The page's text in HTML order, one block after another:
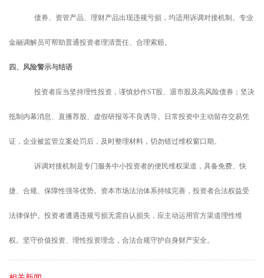
债券、资管产品、理财产品出现违规亏损，均适用诉调对接机制。专业
金融调解员可帮助普通投资者理清责任、合理索赔。
四、 风险警示与结语
投资者应当坚持理性投资，谨慎炒作ST股、退市股及高风险债券；坚决
抵制内幕消息、直播荐股、虚假研报等不良诱导。日常投资中主动留存交易凭
证，企业被监管立案处罚后，及时整理材料，切勿错过维权窗口期。
诉调对接机制是专门服务中小投资者的便民维权渠道，具备免费、快
捷、合规、保障性强等优势。资本市场法治体系持续完善，投资者合法权益受
法律保护。投资者遭遇违规亏损无需自认损失，应主动运用官方渠道理性维
权。坚守价值投资、理性投资理念，合法合规守护自身财产安全。